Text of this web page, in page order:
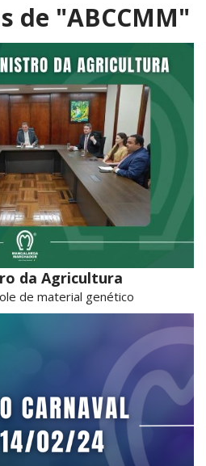
de "ABCCMM"
da Agricultura
de material genético